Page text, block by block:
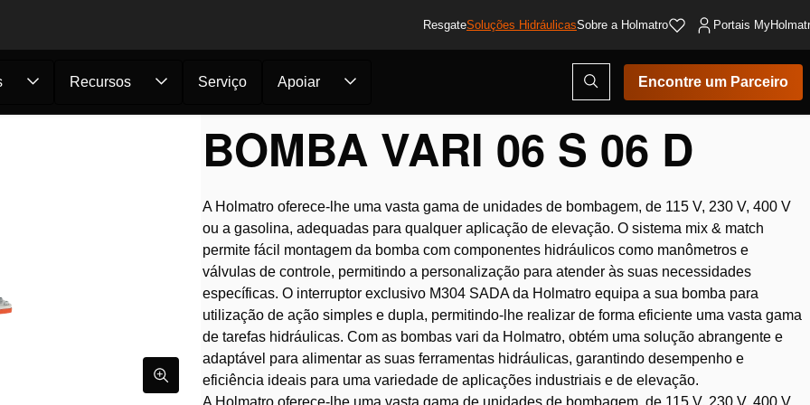
ResgateSoluções HidráulicasSobre a Holmatro Portais
Recursos Serviço Apoiar
Abrir
modal
de
pesquisa
Encontre um Parceiro
Vari 06 S 0...
BOMBA VARI 06 S 06 D
A Holmatro oferece-lhe uma vasta gama de unidades de bombagem, de 115 V, 230 V, 400 V
ou a gasolina, adequadas para qualquer aplicação de elevação. O sistema mix & match
permite fácil montagem da bomba com componentes hidráulicos como manômetros e
válvulas de controle, permitindo a personalização para atender às suas necessidades
específicas. O interruptor exclusivo M304 SADA da Holmatro equipa a sua bomba para
utilização de ação simples e dupla, permitindo-lhe realizar de forma eficiente uma vasta gama
de tarefas hidráulicas. Com as bombas vari da Holmatro, obtém uma solução abrangente e
adaptável para alimentar as suas ferramentas hidráulicas, garantindo desempenho e
eficiência ideais para uma variedade de aplicações industriais e de elevação.
A Holmatro oferece-lhe uma vasta gama de unidades de bombagem, de 115 V, 230 V, 400 V